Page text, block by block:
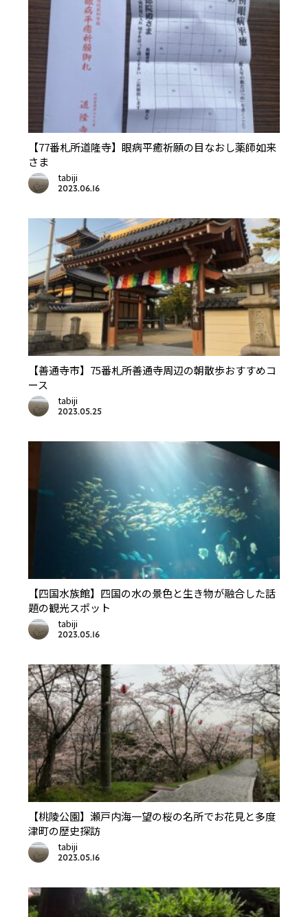
【77番札所道隆寺】眼病平癒祈願の目なおし薬師如来
さま
tabiji
2023.06.16
【善通寺市】75番札所善通寺周辺の朝散歩おすすめコ
ース
tabiji
2023.05.25
【四国水族館】四国の水の景色と生き物が融合した話
題の観光スポット
tabiji
2023.05.16
【桃陵公園】瀬戸内海一望の桜の名所でお花見と多度
津町の歴史探訪
tabiji
2023.05.16